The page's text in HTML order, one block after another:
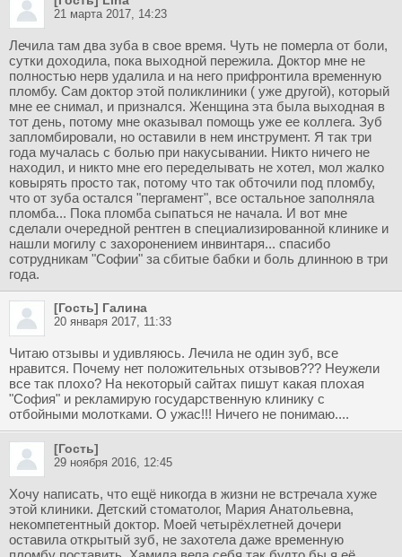
21 марта 2017, 14:23
Лечила там два зуба в свое время. Чуть не померла от боли,
сутки доходила, пока выходной пережила. Доктор мне не
полностью нерв удалила и на него прифронтила временную
пломбу. Сам доктор этой поликлиники ( уже другой), который
мне ее снимал, и признался. Женщина эта была выходная в
тот день, потому мне оказывал помощь уже ее коллега. Зуб
запломбировали, но оставили в нем инструмент. Я так три
года мучалась с болью при накусывании. Никто ничего не
находил, и никто мне его переделывать не хотел, мол жалко
ковырять просто так, потому что так обточили под пломбу,
что от зуба остался "пергамент", все остальное заполняла
пломба... Пока пломба сыпаться не начала. И вот мне
сделали очередной рентген в специализированной клинике и
нашли могилу с захоронением инвинтаря... спасибо
сотрудникам "Софии" за сбитые бабки и боль длинною в три
года.
[Гость] Галина
20 января 2017, 11:33
Читаю отзывы и удивляюсь. Лечила не один зуб, все
нравится. Почему нет положительных отзывов??? Неужели
все так плохо? На некоторый сайтах пишут какая плохая
"София" и рекламирую государственную клинику с
отбойными молотками. О ужас!!! Ничего не понимаю....
[Гость]
29 ноября 2016, 12:45
Хочу написать, что ещё никогда в жизни не встречала хуже
этой клиники. Детский стоматолог, Мария Анатольевна,
некомпетентный доктор. Моей четырёхлетней дочери
оставила открытый зуб, не захотела даже временную